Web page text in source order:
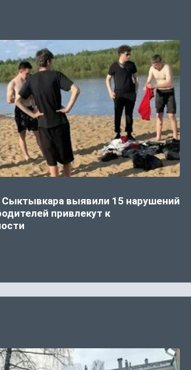
Сыктывкара выявили 15 нарушений
привлекут к